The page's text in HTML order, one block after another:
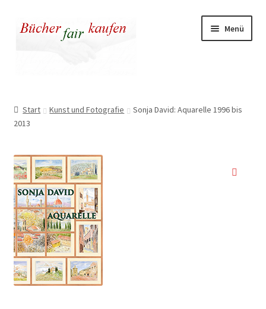
Zur
Navigation
Zum
Inhalt
Menü
Kasse
Warenkorb
Warum fair kaufen
Start Kunst und Fotografie
Sonja David: Aquarelle 1996 bis
2013